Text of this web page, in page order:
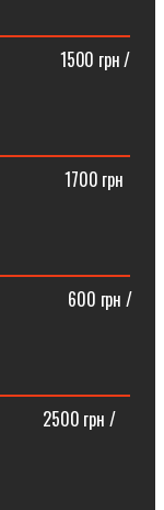
грн /
грн
грн /
грн /